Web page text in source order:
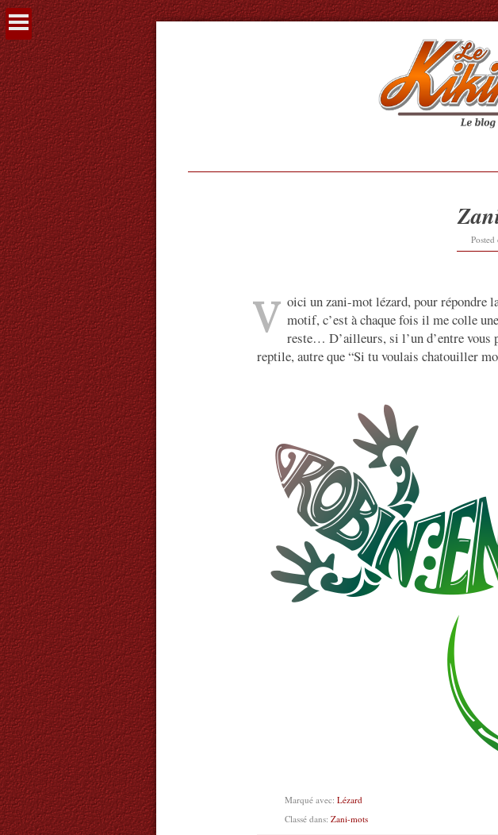
Voir
le
contenu
Posted
V oici un zani-mot lézard, pour répondre
motif, c’est à chaque fois il me colle
reste… D’ailleurs, si l’un d’entre vous
reptile, autre que “Si tu voulais chatouiller
Marqué avec: Lézard
Classé dans: Zani-mots